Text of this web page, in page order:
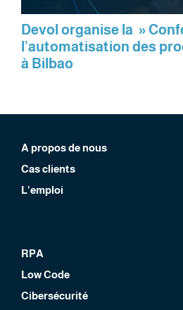
Devol organise la »
l’automatisation des
à Bilbao
A propos de nous
Cas clients
L’emploi
RPA
Low Code
Cibersécurité